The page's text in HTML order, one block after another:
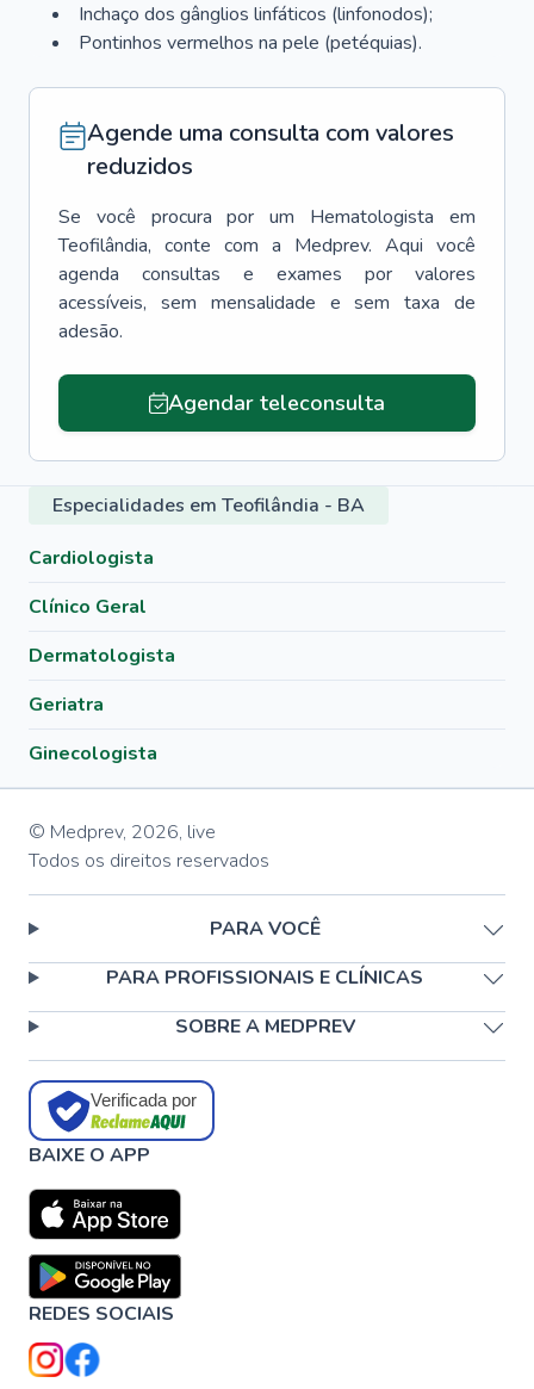
Inchaço dos gânglios linfáticos (linfonodos);
Pontinhos vermelhos na pele (petéquias).
Agende uma consulta com valores
reduzidos
Se você procura por um Hematologista
em
Teofilândia, conte com a Medprev. Aqui você
agenda consultas e exames por valores
acessíveis, sem mensalidade e sem taxa de
adesão.
Agendar teleconsulta
Especialidades em Teofilândia - BA
Cardiologista
Clínico Geral
Dermatologista
Geriatra
Ginecologista
© Medprev, 2026, live
Todos os direitos reservados
PARA VOCÊ
PARA PROFISSIONAIS E CLÍNICAS
SOBRE A MEDPREV
Verificada por
BAIXE O APP
REDES SOCIAIS